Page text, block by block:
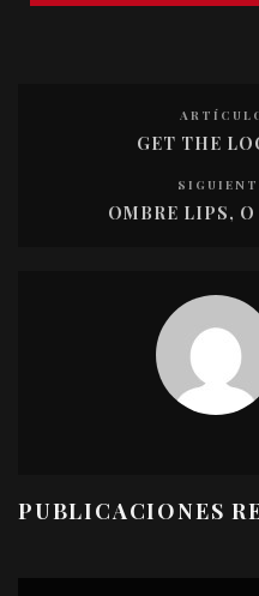
GET THE
OMBRE LIPS,
PUBLICACIONES